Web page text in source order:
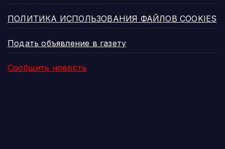
ПОЛИТИКА ИСПОЛЬЗОВАНИЯ ФАЙЛОВ COOKIES
Подать объявление в газету
Сообщить новость